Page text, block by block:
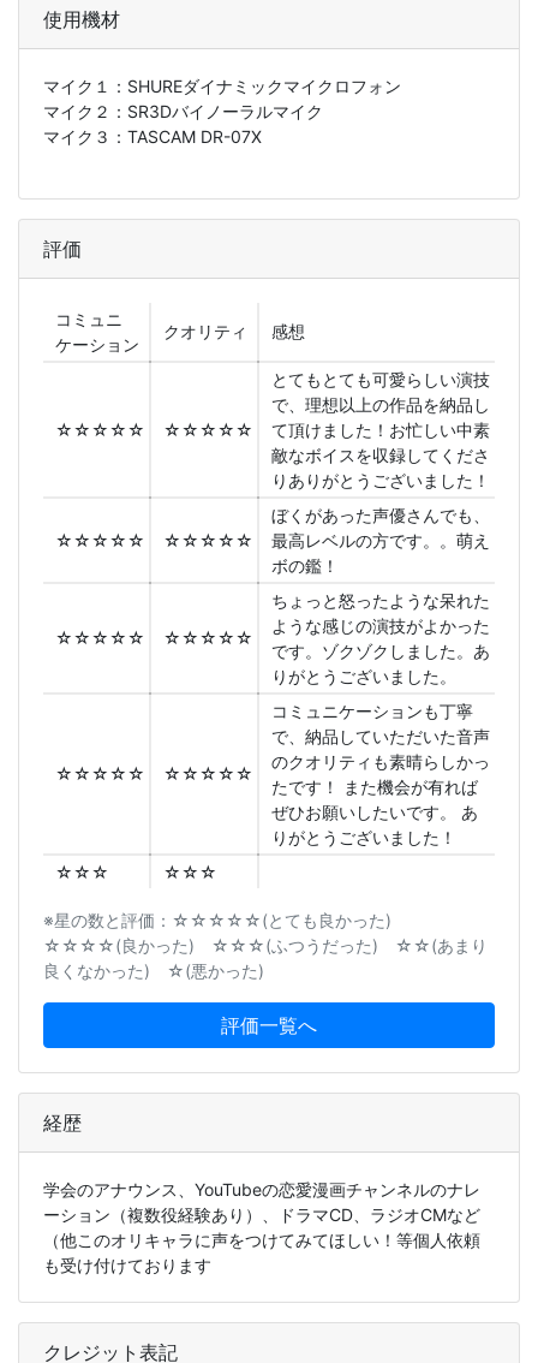
使用機材
マイク１： SHUREダイナミックマイクロフォン
マイク２： SR3Dバイノーラルマイク
マイク３： TASCAM DR-07X
評価
コミュニ
ケーション
クオリティ 感想
☆☆☆☆☆ ☆☆☆☆☆
とてもとても可愛らしい演技
で、理想以上の作品を納品し
て頂けました！お忙しい中素
敵なボイスを収録してくださ
りありがとうございました！
☆☆☆☆☆ ☆☆☆☆☆
ぼくがあった声優さんでも、
最高レベルの方です。。萌え
ボの鑑！
☆☆☆☆☆ ☆☆☆☆☆
ちょっと怒ったような呆れた
ような感じの演技がよかった
です。ゾクゾクしました。あ
りがとうございました。
☆☆☆☆☆ ☆☆☆☆☆
コミュニケーションも丁寧
で、納品していただいた音声
のクオリティも素晴らしかっ
たです！ また機会が有れば
ぜひお願いしたいです。 あ
りがとうございました！
☆☆☆
☆☆☆
※星の数と評価：☆☆☆☆☆(とても良かった)
☆☆☆☆(良かった) ☆☆☆(ふつうだった) ☆☆(あまり
良くなかった) ☆(悪かった)
評価一覧へ
経歴
学会のアナウンス、YouTubeの恋愛漫画チャンネルのナレ
ーション（複数役経験あり）、ドラマCD、ラジオCMなど
（他このオリキャラに声をつけてみてほしい！等個人依頼
も受け付けております
クレジット表記